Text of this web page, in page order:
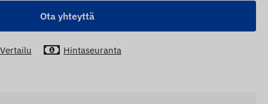
Ota yhteyttä
Vertailu Hintaseuranta